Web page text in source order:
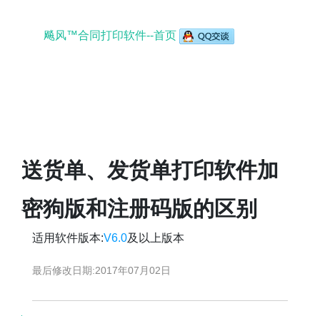
飚风™合同打印软件--首页
送货单、发货单打印软件加
密狗版和注册码版的区别
适用软件版本:V6.0及以上版本
最后修改日期:2017年07月02日